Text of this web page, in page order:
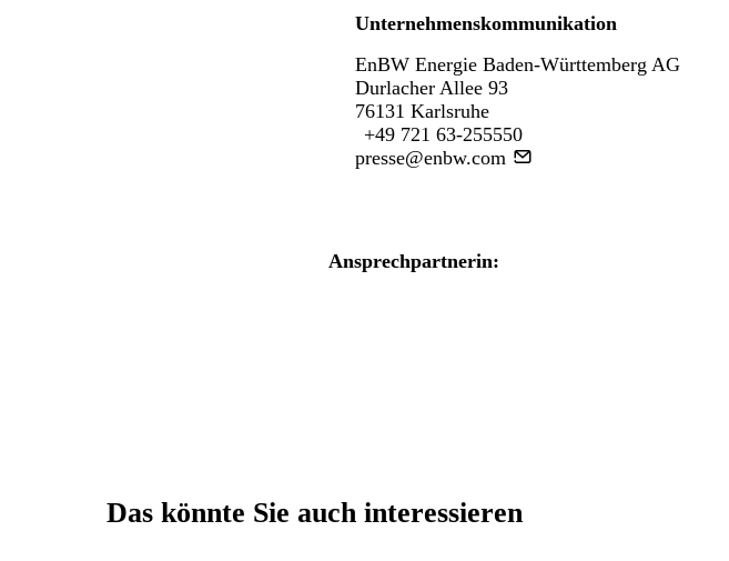
Unternehmenskommunikation
EnBW Energie Baden-Württemberg AG
Durlacher Allee 93
76131 Karlsruhe
+49 721 63-255550
presse@enbw.com
Ansprechpartnerin:
Das könnte Sie auch interessieren